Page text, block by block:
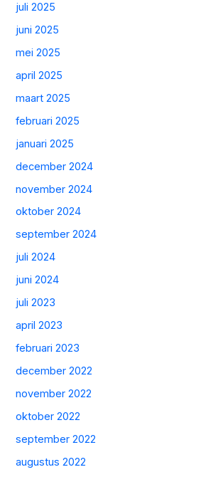
juli 2025
juni 2025
mei 2025
april 2025
maart 2025
februari 2025
januari 2025
december 2024
november 2024
oktober 2024
september 2024
juli 2024
juni 2024
juli 2023
april 2023
februari 2023
december 2022
november 2022
oktober 2022
september 2022
augustus 2022